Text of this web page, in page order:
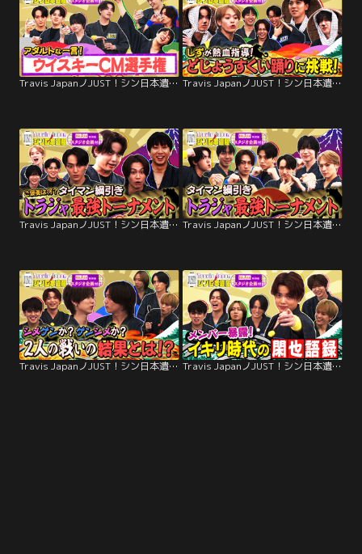
Travis JapanノJUST！シン日本遺産（2026/01/07放送分）＃21 Travis JapanノJUST！シン日本遺産（2025/12/24放送分）＃20
Travis JapanノJUST！シン日本遺産（2025/12/17放送分）＃19 Travis JapanノJUST！シン日本遺産（2025/12/10放送分）＃18
Travis JapanノJUST！シン日本遺産（2025/12/03放送分）＃17 Travis JapanノJUST！シン日本遺産（2025/11/26放送分）＃16